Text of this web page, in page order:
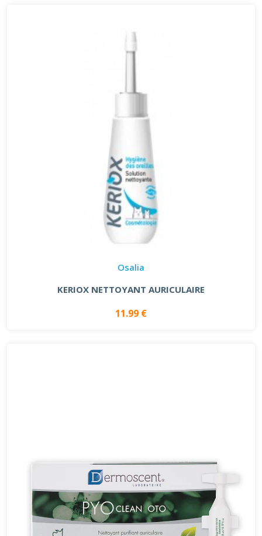
Osalia
KERIOX NETTOYANT AURICULAIRE
11.99 €